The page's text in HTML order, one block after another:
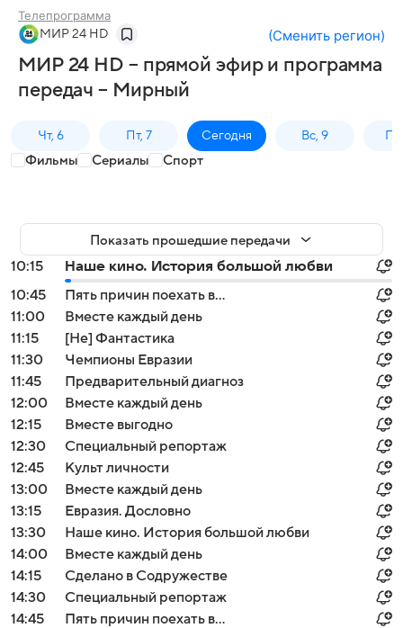
Телепрограмма
МИР 24 HD (Сменить регион)
МИР 24 HD – прямой эфир и программа
передач – Мирный
Чт, 6 Пт, 7 Сегодня Вс, 9
Фильмы Сериалы Спорт
Показать прошедшие передачи
10:15
Наше кино. История большой любви
10:45
Пять причин поехать в...
11:00
Вместе каждый день
11:15
[Не] Фантастика
11:30
Чемпионы Евразии
11:45
Предварительный диагноз
12:00
Вместе каждый день
12:15
Вместе выгодно
12:30
Специальный репортаж
12:45
Культ личности
13:00
Вместе каждый день
13:15
Евразия. Дословно
13:30
Наше кино. История большой любви
14:00
Вместе каждый день
14:15
Сделано в Содружестве
14:30
Специальный репортаж
14:45
Пять причин поехать в...